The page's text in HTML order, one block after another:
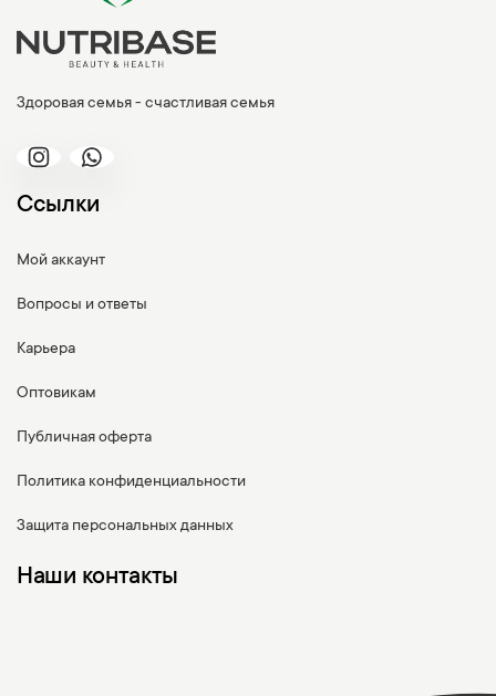
Здоровая семья - счастливая семья
Ссылки
Мой аккаунт
Вопросы и ответы
Карьера
Оптовикам
Публичная оферта
Политика конфиденциальности
Защита персональных данных
Наши контакты